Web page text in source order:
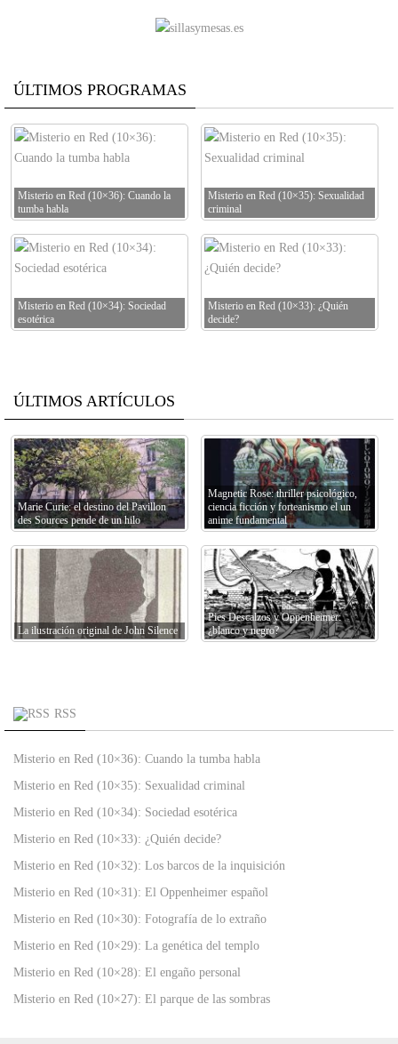
ÚLTIMOS PROGRAMAS
Misterio en Red (10×36): Cuando la
tumba habla
Misterio en Red (10×35): Sexualidad
criminal
Misterio en Red (10×34): Sociedad
esotérica
Misterio en Red (10×33): ¿Quién
decide?
ÚLTIMOS ARTÍCULOS
Marie Curie: el destino del Pavillon
des Sources pende de un hilo
Magnetic Rose: thriller psicológico,
ciencia ficción y forteanismo el un
anime fundamental
La ilustración original de John Silence
Pies Descalzos y Oppenheimer:
¿blanco y negro?
RSS
Misterio en Red (10×36): Cuando la tumba habla
Misterio en Red (10×35): Sexualidad criminal
Misterio en Red (10×34): Sociedad esotérica
Misterio en Red (10×33): ¿Quién decide?
Misterio en Red (10×32): Los barcos de la inquisición
Misterio en Red (10×31): El Oppenheimer español
Misterio en Red (10×30): Fotografía de lo extraño
Misterio en Red (10×29): La genética del templo
Misterio en Red (10×28): El engaño personal
Misterio en Red (10×27): El parque de las sombras